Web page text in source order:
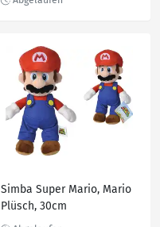
Simba Super Mario, Mario
Plüsch, 30cm